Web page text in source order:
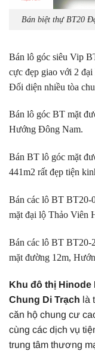
Bán biệt thự BT20
Bán lô góc siêu Vip
cực đẹp giao với 2
Đối diện nhiều tòa
Bán lô góc BT mặt
Hướng Đông Nam.
Bán BT lô góc mặt
441m2 rất đẹp tiện
Bán các lô BT
mặt đại lộ Thảo Viên
Bán các lô BT BT20-
mặt đường 12m,
Khu đô thị Hinode
Chung Di Trạch là
căn hộ chung cư
cùng các dịch vụ
trung tâm thương